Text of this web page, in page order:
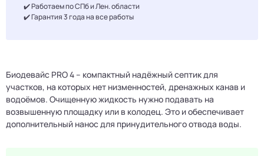
✔️ Работаем по СПб и Лен. области
✔️ Гарантия 3 года на все работы
Биодевайс PRO 4 – компактный надёжный септик для
участков, на которых нет низменностей, дренажных канав и
водоёмов. Очищенную жидкость нужно подавать на
возвышенную площадку или в колодец. Это и обеспечивает
дополнительный нанос для принудительного отвода воды.